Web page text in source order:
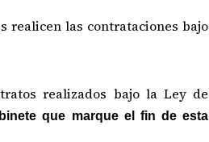
realicen las contrataciones bajo
realizados bajo la Ley de
que marque el fin de esta